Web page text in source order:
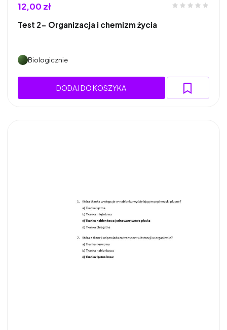
12,00 zł
Test 2- Organizacja i chemizm życia
Biologicznie
DODAJ DO KOSZYKA